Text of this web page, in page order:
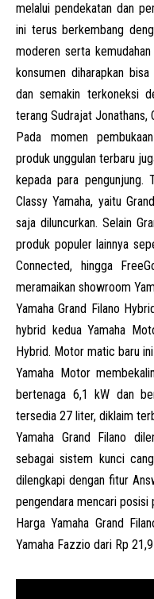
melalui pendekatan dan
ini terus berkembang
moderen serta
konsumen diharapkan
dan semakin terkoneksi
terang Sudrajat Jonathans,
Pada momen
produk unggulan terbaru
kepada para pengunjung.
Classy Yamaha, yaitu
saja diluncurkan. Selain
produk populer lainnya
Connected, hingga
meramaikan showroom
Yamaha Grand Filano
hybrid kedua Yamaha
Hybrid. Motor matic baru
Yamaha Motor
bertenaga 6,1 kW dan
tersedia 27 liter, diklaim
Yamaha Grand Filano
sebagai sistem kunci
dilengkapi dengan fitur
pengendara mencari posisi
Harga Yamaha Grand
Yamaha Fazzio dari Rp